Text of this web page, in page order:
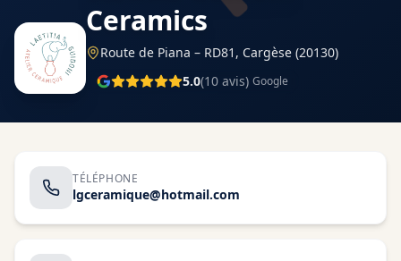
Ceramics
Route de Piana – RD81, Cargèse (20130)
5.0(10 avis) Google
TÉLÉPHONE
lgceramique@hotmail.com